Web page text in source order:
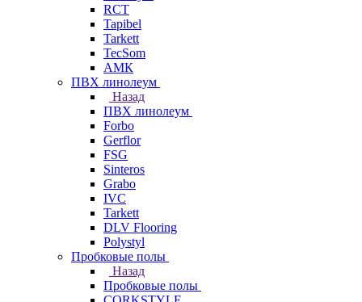
RCT
Tapibel
Tarkett
TecSom
АМК
ПВХ линолеум
Назад
ПВХ линолеум
Forbo
Gerflor
FSG
Sinteros
Grabo
IVC
Tarkett
DLV Flooring
Polystyl
Пробковые полы
Назад
Пробковые полы